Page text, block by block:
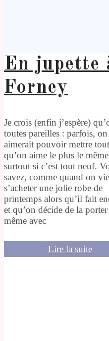
En jupette
Forney
Je crois (enfin j’espère)
toutes pareilles : parfois, on
aimerait pouvoir mettre
qu’on aime le plus le
surtout si c’est tout neuf.
savez, comme quand on
s’acheter une jolie robe de
printemps alors qu’il fait
et qu’on décide de la
même avec
Lire la suite